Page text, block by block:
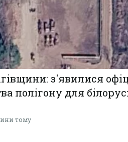
з'явилися
полігону для
тому